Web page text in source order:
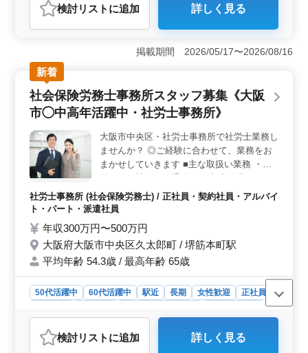
おすすめポイント
＜充実の業務内容＞ 給与計算、社会保険業務、就業規
則、人事労務など多岐にわたる業務があり、経験者にと
って充実感のある仕事が待っています。クライアントの
ニーズに応えながら、専門知識を活かした柔軟な対応が
求められます。 ＜働きやすい環境＞ 駅チカ、各種
社会保険完備で、安心して働ける環境が整っています。
シニア層も活躍中で、経験豊富な仲間と共に働くことが
ャリアを築いていくことが可能です。 ＜新しいキャ
リアの始まり＞ シニア層活躍中の環境で、経験を最大
限に発揮し、新しいキャリアを築きませんか？ベテラン
社労士の方々のご応募をお待ちしています。キャリアの
中で更なるステップアップが可能なポジションです。
検討リスト に追加 詳しく見る
掲載期間 2026/05/17〜2026/08/16
新着
社会保険労務士事務所スタッフ募集《大阪
市◯中高年活躍中・社労士事務所》
大阪市中央区・社労士事務所で社労士業務し
ませんか？ ◎ご経験に合わせて、業務をお
まかせしていきます ■主な取扱い業務 ・労
ウド導入サポート ・給与計算 ・助成金申請
書提出 ・顧客相談対応 等 ■備考 ・完全週休
ってこられた経験を活かして、 お客様に親
身になって考えられる方求めています！ ぜ
ひお問い合わせを。
社労士事務所 (社会保険労務士) / 正社員・契約社員・アルバイ
ト・パート・派遣社員
年収300万円〜500万円
大阪府大阪市中央区久太郎町 / 堺筋本町駅
平均年齢 54.3歳 / 最高年齢 65歳
50代活躍中 60代活躍中 駅近 長期 女性歓迎
正社員
おすすめポイント
＜働きやすさ＞ 完全週休2日制で、夏季、年末年始など
検討リスト に追加 詳しく見る